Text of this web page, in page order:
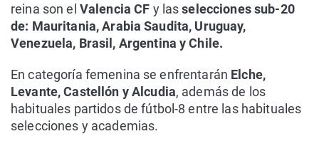
reina son el Valencia CF y lasselecciones sub-20
de: Mauritania, Arabia Saudita, Uruguay,
Venezuela, Brasil, Argentina y Chile.
En categoría femenina se enfrentarán Elche,
Levante, Castellón y Alcudia, además de los
habituales partidos de fútbol-8 entre las habituales
selecciones y academias.